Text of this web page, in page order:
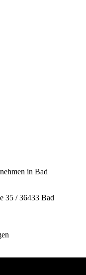
in Bad
35 / 36433 Bad